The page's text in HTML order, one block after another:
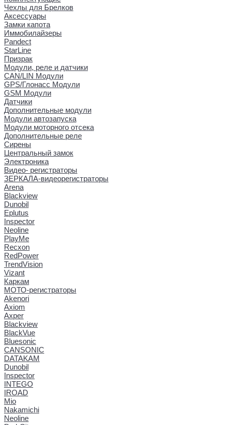
Чехлы для Брелков
Аксессуары
Замки капота
Иммобилайзеры
Pandect
StarLine
Призрак
Модули, реле и датчики
CAN/LIN Модули
GPS/Глонасс Модули
GSM Модули
Датчики
Дополнительные модули
Модули автозапуска
Модули моторного отсека
Дополнительные реле
Сирены
Центральный замок
Электроника
Видео- регистраторы
ЗЕРКАЛА-видеорегистраторы
Arena
Blackview
Dunobil
Eplutus
Inspector
Neoline
PlayMe
Recxon
RedPower
TrendVision
Vizant
Каркам
МОТО-регистраторы
Akenori
Axiom
Axper
Blackview
BlackVue
Bluesonic
CANSONIC
DATAKAM
Dunobil
Inspector
INTEGO
IROAD
Mio
Nakamichi
Neoline